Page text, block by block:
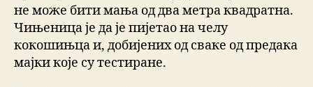
не може бити мања од два метра квадратна.
Чињеница је да је пијетао на челу
кокошињца и, добијених од сваке од предака
мајки које су тестиране.